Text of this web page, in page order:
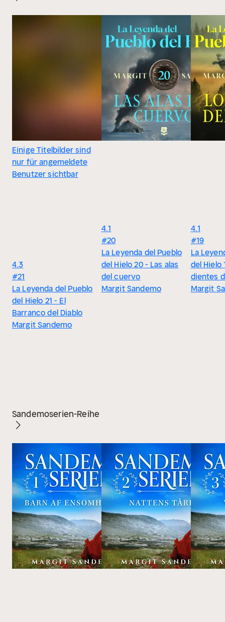
Einige Titelbilder sind
nur für angemeldete
Benutzer sichtbar
4.3
#21
La Leyenda del Pueblo
del Hielo 21 - El
Barranco del Diablo
Margit Sandemo
4.1
#20
La Leyenda del Pueblo
del Hielo 20 - Las alas
del cuervo
Margit Sandemo
4.1
#19
La
del Hielo
dientes
Margit
Sandemoserien-Reihe